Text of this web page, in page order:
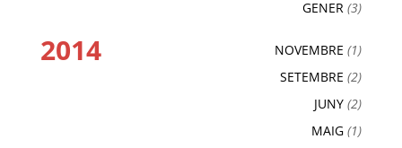
GENER (3)
2014 NOVEMBRE (1)
SETEMBRE (2)
JUNY (2)
MAIG (1)